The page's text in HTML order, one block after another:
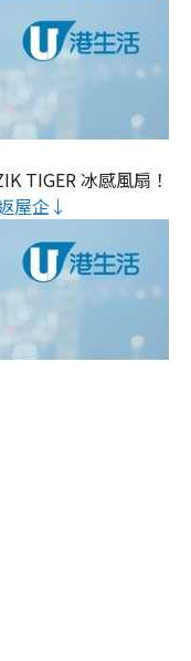
TIGER 冰感風扇！
屋企↓